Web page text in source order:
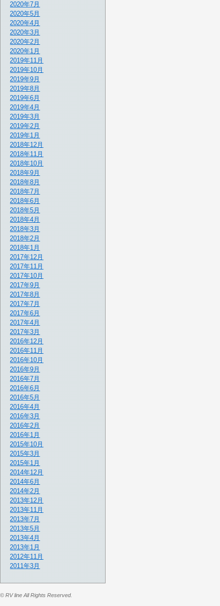
2020年7月
2020年5月
2020年4月
2020年3月
2020年2月
2020年1月
2019年11月
2019年10月
2019年9月
2019年8月
2019年6月
2019年4月
2019年3月
2019年2月
2019年1月
2018年12月
2018年11月
2018年10月
2018年9月
2018年8月
2018年7月
2018年6月
2018年5月
2018年4月
2018年3月
2018年2月
2018年1月
2017年12月
2017年11月
2017年10月
2017年9月
2017年8月
2017年7月
2017年6月
2017年4月
2017年3月
2016年12月
2016年11月
2016年10月
2016年9月
2016年7月
2016年6月
2016年5月
2016年4月
2016年3月
2016年2月
2016年1月
2015年10月
2015年3月
2015年1月
2014年12月
2014年6月
2014年2月
2013年12月
2013年11月
2013年7月
2013年5月
2013年4月
2013年1月
2012年11月
2011年3月
© RV line All Rights Reserved.